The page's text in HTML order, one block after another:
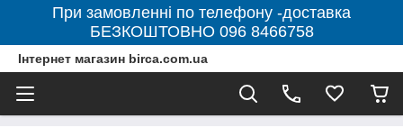
При замовленні по телефону -доставка
БЕЗКОШТОВНО 096 8466758
Інтернет магазин birca.com.ua